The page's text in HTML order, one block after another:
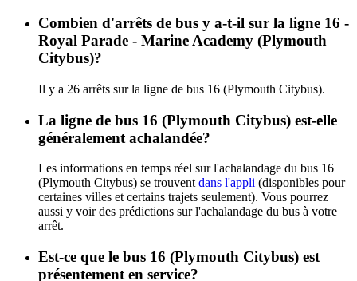
Combien d'arrêts de bus y a-t-il sur la ligne 16 -
Royal Parade - Marine Academy (Plymouth
Citybus)?
Il y a 26 arrêts sur la ligne de bus 16 (Plymouth Citybus).
La ligne de bus 16 (Plymouth Citybus) est-elle
généralement achalandée?
Les informations en temps réel sur l'achalandage du bus 16
(Plymouth Citybus) se trouvent dans l'appli (disponibles pour
certaines villes et certains trajets seulement). Vous pourrez
aussi y voir des prédictions sur l'achalandage du bus à votre
arrêt.
Est-ce que le bus 16 (Plymouth Citybus) est
présentement en service?